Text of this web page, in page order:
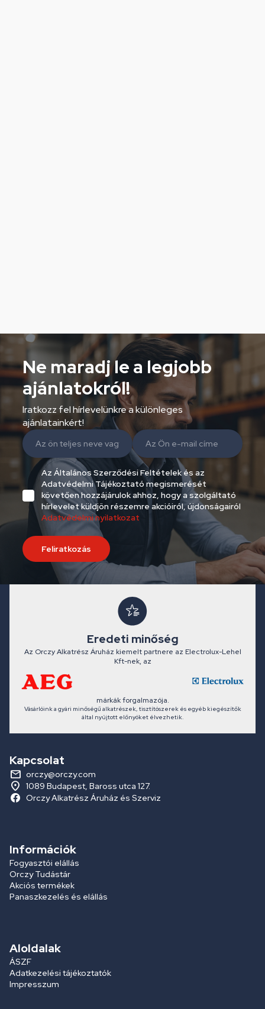
Ne maradj le a legjobb
ajánlatokról!
Iratkozz fel hírlevelünkre a különleges
ajánlatainkért!
Az Általános Szerződési Feltételek és az
Adatvédelmi Tájékoztató megismerését
követően hozzájárulok ahhoz, hogy a szolgáltató
hírlevelet küldjön részemre akcióiról, újdonságairól
Adatvédelmi nyilatkozat
Feliratkozás
Eredeti minőség
Az Orczy Alkatrész Áruház kiemelt partnere az Electrolux-Lehel
Kft-nek, az
márkák forgalmazója.
Vásárlóink a gyári minőségű alkatrészek, tisztítószerek és egyéb kiegészítők
által nyújtott előnyöket élvezhetik.
Kapcsolat
orczy@orczy.com
1089 Budapest, Baross utca 127.
Orczy Alkatrész Áruház és Szerviz
Információk
Fogyasztói elállás
Orczy Tudástár
Akciós termékek
Panaszkezelés és elállás
Aloldalak
ÁSZF
Adatkezelési tájékoztatók
Impresszum